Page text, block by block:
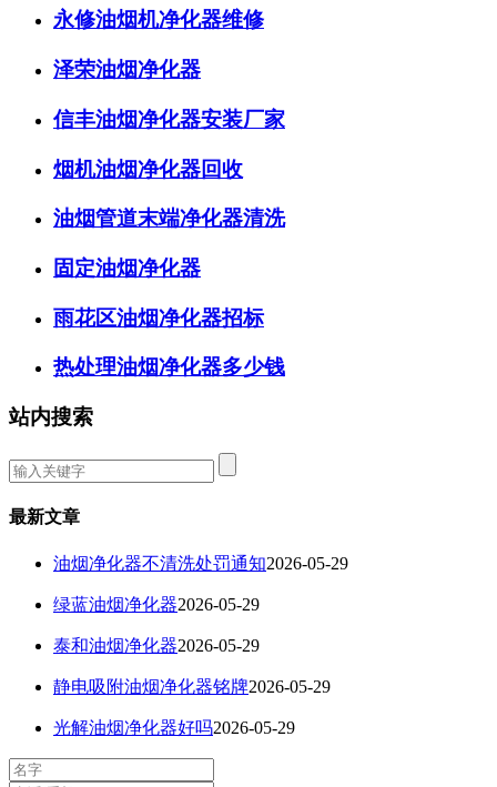
永修油烟机净化器维修
泽荣油烟净化器
信丰油烟净化器安装厂家
烟机油烟净化器回收
油烟管道末端净化器清洗
固定油烟净化器
雨花区油烟净化器招标
热处理油烟净化器多少钱
站内搜索
最新文章
油烟净化器不清洗处罚通知2026-05-29
绿蓝油烟净化器2026-05-29
泰和油烟净化器2026-05-29
静电吸附油烟净化器铭牌2026-05-29
光解油烟净化器好吗2026-05-29